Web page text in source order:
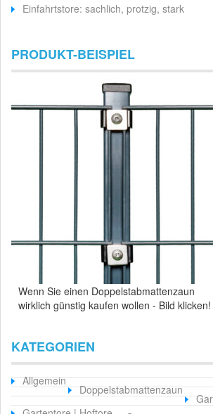
Einfahrtstore: sachlich, protzig, stark
PRODUKT-BEISPIEL
Wenn Sie einen Doppelstabmattenzaun
wirklich günstig kaufen wollen - Bild klicken!
KATEGORIEN
Allgemein
Doppelstabmattenzaun